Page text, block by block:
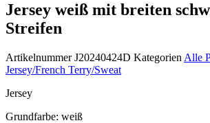
Jersey weiß mit breiten
Streifen
ArtikelnummerJ20240424D Kategorien Alle
Jersey/French Terry/Sweat
Jersey
Grundfarbe: weiß